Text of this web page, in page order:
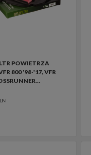
POWIETRZA
800 '98-'17, VFR